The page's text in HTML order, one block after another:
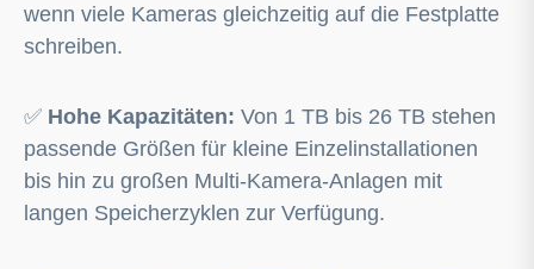
wenn viele Kameras gleichzeitig auf die Festplatte
schreiben.
✅ Hohe Kapazitäten: Von 1 TB bis 26 TB stehen
passende Größen für kleine Einzelinstallationen
bis hin zu großen Multi-Kamera-Anlagen mit
langen Speicherzyklen zur Verfügung.